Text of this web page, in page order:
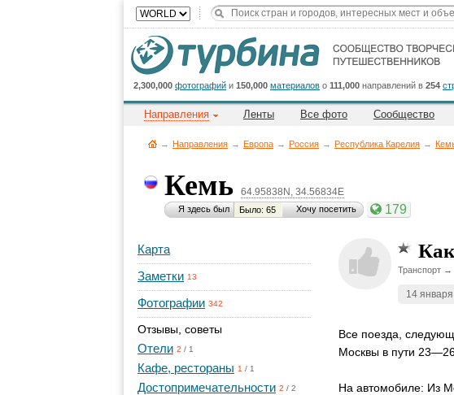
2,300,000 фотографий и 150,000 материалов о 111,000 направлений в 254
Направления Ленты Все фото Сообщество
→ Направления → Европа → Россия → Республика Карелия →
Кемь 64.95838N, 34.56834E
Я здесь был Было: 65 Хочу посетить 179
Карта
Заметки 13
Фотографии 342
Отзывы, советы
Отели 2 / 1
Кафе, рестораны 1 / 1
Достопримечательности 2 / 2
Транспорт →
14
Все поезда,
Москвы в пути
На автомобиле: Из